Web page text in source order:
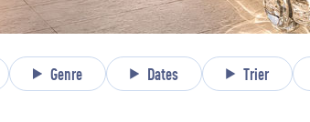
Genre Dates Trier